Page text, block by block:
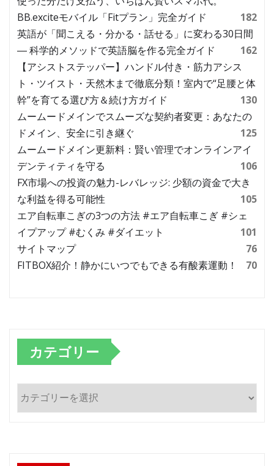
BB.exciteモバイル「Fitプラン」完全ガイド
182
英語が「聞こえる・分かる・話せる」に変わる30日間
― 科学的メソッドで英語脳を作る完全ガイド
162
【アシストステッパー】ハンドル付き・筋力アシス
ト・ツイスト・天然木まで徹底分類！室内で“足腰と体
幹”を育てる選び方＆続け方ガイド
130
ムームードメインでスムーズな契約者変更：あなたの
ドメイン、安全に引き継ぐ
125
ムームードメイン更新料：賢い管理でオンラインアイ
デンティティを守る
106
FX市場への投資の魅力-レバレッジ: 少額の資金で大き
な利益を得る可能性
105
エア自転車こぎの3つの方法 #エア自転車こぎ #シェ
イプアップ #むくみ #ダイエット
101
サイトマップ
76
FITBOX紹介！静かにいつでもできる有酸素運動！
70
カテゴリー
カ
テ